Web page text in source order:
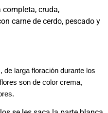
cruda,
carne de cerdo, pescado y
de larga floración durante los
son de color crema,